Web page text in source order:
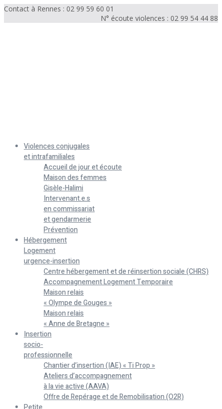
Contact à Rennes : 02 99 59 60 01
N° écoute violences : 02 99 54 44 88
Violences conjugales
et intrafamiliales
Accueil de jour et écoute
Maison des femmes
Gisèle-Halimi
Intervenant.e.s
en commissariat
et gendarmerie
Prévention
Hébergement
Logement
urgence-insertion
Centre hébergement et de réinsertion sociale (CHRS)
Accompagnement Logement Temporaire
Maison relais
« Olympe de Gouges »
Maison relais
« Anne de Bretagne »
Insertion
socio-
professionnelle
Chantier d’insertion (IAE) « Ti Prop »
Ateliers d’accompagnement
à la vie active (AAVA)
Offre de Repérage et de Remobilisation (O2R)